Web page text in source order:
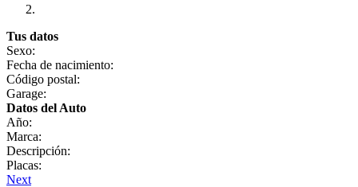
Tus datos
Sexo:
Fecha de nacimiento:
Código postal:
Garage:
Datos del Auto
Año:
Marca:
Descripción:
Placas:
Next